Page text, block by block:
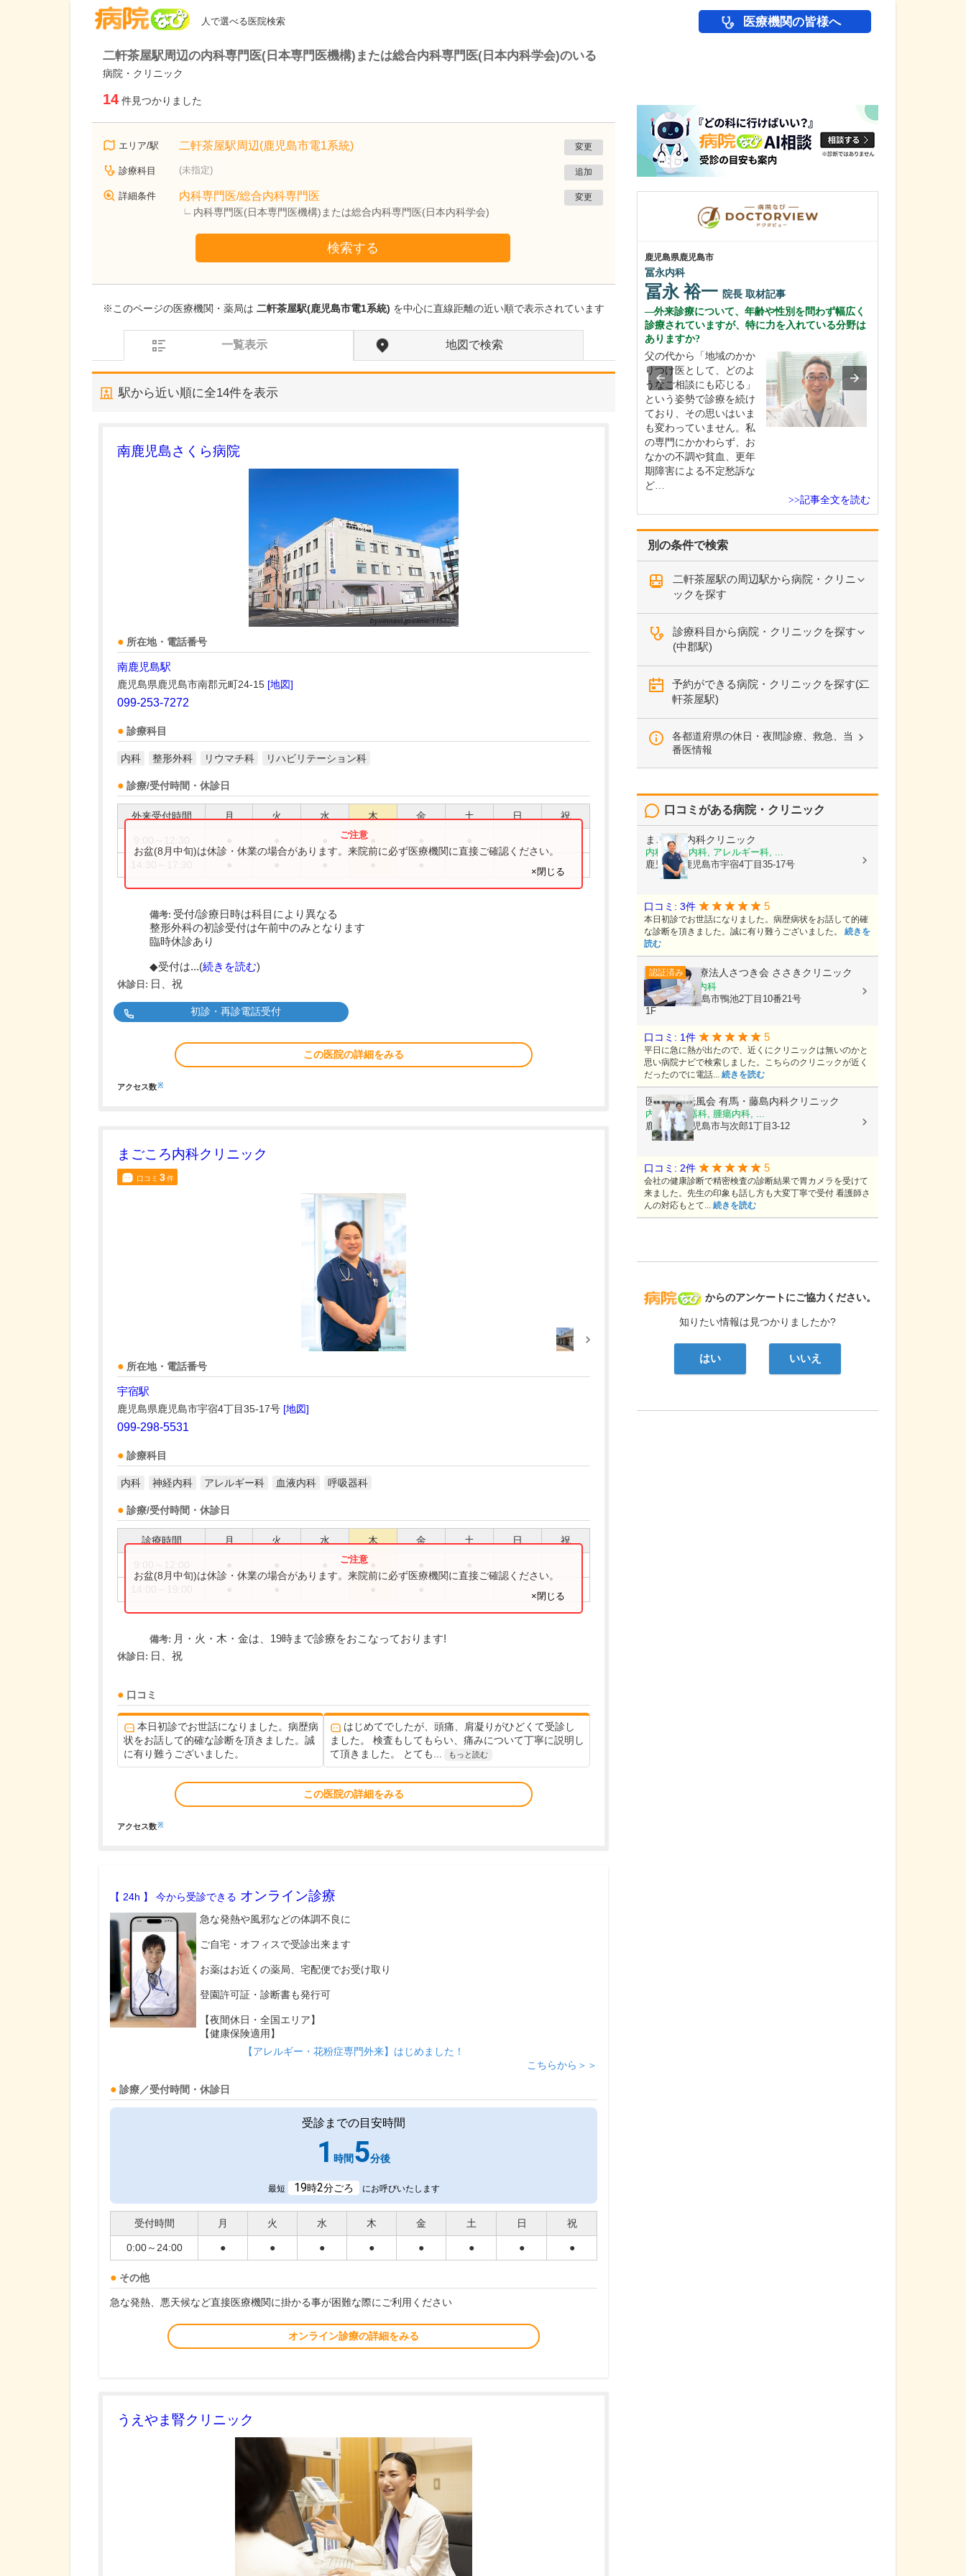
人で選べる医院検索 医療機関の皆様へ
二軒茶屋駅周辺の内科専門医(日本専門医機構)または総合内科専門医(日本内科学会)のいる
病院・クリニック
14 件見つかりました
エリア/駅 二軒茶屋駅周辺(鹿児島市電1系統) 変更
診療科目 (未指定) 追加
詳細条件 内科専門医/総合内科専門医
内科専門医(日本専門医機構)または総合内科専門医(日本内科学会)
変更
検索する
※このページの医療機関・薬局は 二軒茶屋駅(鹿児島市電1系統) を中心に直線距離の近い順で表示されています
一覧表示 地図で検索
駅から近い順に全14件を表示
南鹿児島さくら病院
所在地・電話番号
南鹿児島駅
鹿児島県鹿児島市南郡元町24-15 [地図]
099-253-7272
診療科目
内科 整形外科 リウマチ科 リハビリテーション科
診療/受付時間・休診日
外来受付時間 月 火 水 木 金 土 日 祝
お盆(8月中旬)は休診・休業の場合があります。来院前に必ず医療機関に直接ご確認ください。
×閉じる
備考: 受付/診療日時は科目により異なる
整形外科の初診受付は午前中のみとなります
臨時休診あり
◆受付は...(続きを読む)
休診日: 日、祝
初診・再診電話受付
この医院の詳細をみる
アクセス数※
まごころ内科クリニック
口コミ 3件
所在地・電話番号
宇宿駅
鹿児島県鹿児島市宇宿4丁目35-17号 [地図]
099-298-5531
診療科目
内科 神経内科 アレルギー科 血液内科 呼吸器科
診療/受付時間・休診日
診療時間 月 火 水 木 金 土 日 祝
お盆(8月中旬)は休診・休業の場合があります。来院前に必ず医療機関に直接ご確認ください。
×閉じる
備考: 月・火・木・金は、19時まで診療をおこなっております!
休診日: 日、祝
口コミ
本日初診でお世話になりました。病歴病
状をお話して的確な診断を頂きました。誠
に有り難うございました。
はじめてでしたが、頭痛、肩凝りがひどくて受診し
ました。 検査もしてもらい、痛みについて丁寧に説明し
て頂きました。 とても...
もっと読む
この医院の詳細をみる
アクセス数※
【 24h 】 今から受診できる オンライン診療
急な発熱や風邪などの体調不良に
ご自宅・オフィスで受診出来ます
お薬はお近くの薬局、宅配便でお受け取り
登園許可証・診断書も発行可
【夜間休日・全国エリア】
【健康保険適用】
【アレルギー・花粉症専門外来】はじめました！
こちらから＞＞
診療／受付時間・休診日
受診までの目安時間
1 時間 5分後
最短 19時2分ごろ にお呼びいたします
受付時間 月 火 水 木 金 土 日 祝
0:00～24:00 ● ● ● ● ● ● ● ●
その他
急な発熱、悪天候など直接医療機関に掛かる事が困難な際にご利用ください
オンライン診療の詳細をみる
うえやま腎クリニック
別の条件で検索
二軒茶屋駅の周辺駅から病院・クリニ
ックを探す
診療科目から病院・クリニックを探す
(中郡駅)
予約ができる病院・クリニックを探す(二
軒茶屋駅)
各都道府県の休日・夜間診療、救急、当
番医情報
病院なび
からのアンケートにご協力ください。
知りたい情報は見つかりましたか?
はい いいえ
口コミがある病院・クリニック
まごころ内科クリニック
内科, 神経内科, アレルギー科, ...
鹿児島県鹿児島市宇宿4丁目35-17号
口コミ: 3件 5
本日初診でお世話になりました。病歴病状をお話して的確
な診断を頂きました。誠に有り難うございました。 続きを
読む
認証済み 医療法人さつき会 ささきクリニック
内科, 循環器内科
鹿児島県鹿児島市鴨池2丁目10番21号
1F
口コミ: 1件 5
平日に急に熱が出たので、近くにクリニックは無いのかと
思い病院ナビで検索しました。こちらのクリニックが近く
だったのでに電話... 続きを読む
医療法人光風会 有馬・藤島内科クリニック
内科, 消化器科, 腫瘍内科, ...
鹿児島県鹿児島市与次郎1丁目3-12
口コミ: 2件 5
会社の健康診断で精密検査の診断結果で胃カメラを受けて
来ました。先生の印象も話し方も大変丁寧で受付 看護師さ
んの対応もとて... 続きを読む
鹿児島県鹿児島市
冨永内科
冨永 裕一 院長 取材記事
外来診療について、年齢や性別を問わず幅広く
診療されていますが、特に力を入れている分野は
ありますか?
父の代から「地域のかか
りつけ医として、どのよ
うなご相談にも応じる」
という姿勢で診療を続け
ており、その思いはいま
も変わっていません。私
の専門にかかわらず、お
なかの不調や貧血、更年
期障害による不定愁訴な
ど…
>>記事全文を読む
医院をリニューアルオープンされましたが、こ
大きな変更はありません
長くなっており、土曜日
ど…